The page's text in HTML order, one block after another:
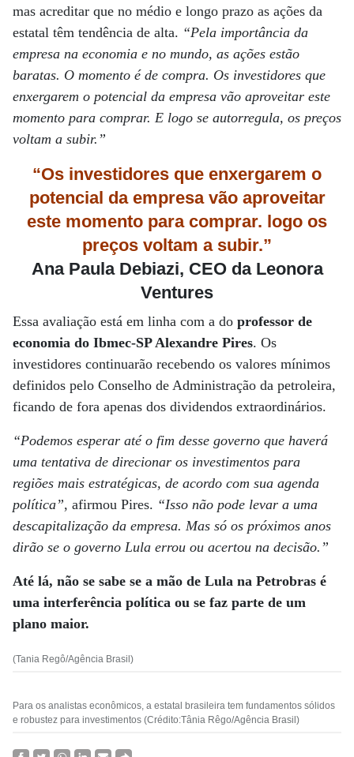
mas acreditar que no médio e longo prazo as ações da
estatal têm tendência de alta. “Pela importância da
empresa na economia e no mundo, as ações estão
baratas. O momento é de compra. Os investidores que
enxergarem o potencial da empresa vão aproveitar este
momento para comprar. E logo se autorregula, os preços
voltam a subir.”
“Os investidores que enxergarem o
potencial da empresa vão aproveitar
este momento para comprar. logo os
preços voltam a subir.”
Ana Paula Debiazi, CEO da Leonora
Ventures
Essa avaliação está em linha com a do professor de
economia do Ibmec-SP Alexandre Pires. Os
investidores continuarão recebendo os valores mínimos
definidos pelo Conselho de Administração da petroleira,
ficando de fora apenas dos dividendos extraordinários.
“Podemos esperar até o fim desse governo que haverá
uma tentativa de direcionar os investimentos para
regiões mais estratégicas, de acordo com sua agenda
política”, afirmou Pires. “Isso não pode levar a uma
descapitalização da empresa. Mas só os próximos anos
dirão se o governo Lula errou ou acertou na decisão.”
Até lá, não se sabe se a mão de Lula na Petrobras é
uma interferência política ou se faz parte de um
plano maior.
(Tania Regô/Agência Brasil)
Para os analistas econômicos, a estatal brasileira tem fundamentos sólidos
e robustez para investimentos (Crédito:Tânia Rêgo/Agência Brasil)